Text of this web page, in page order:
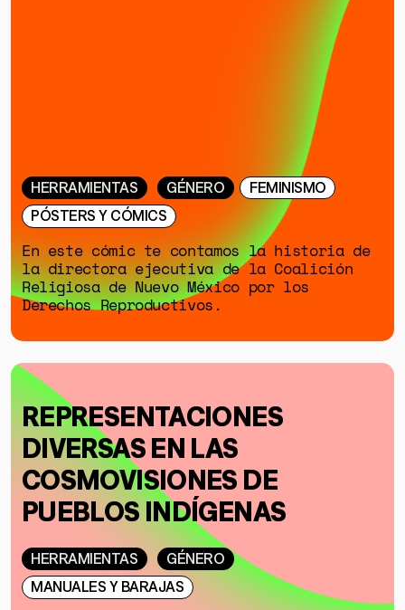
HERRAMIENTAS GÉNERO
FEMINISMO
PÓSTERS Y CÓMICS
En este cómic te contamos la historia de
la directora ejecutiva de la Coalición
Religiosa de Nuevo México por los
Derechos Reproductivos.
REPRESENTACIONES
DIVERSAS EN LAS
COSMOVISIONES DE
PUEBLOS INDÍGENAS
HERRAMIENTAS
GÉNERO
MANUALES Y BARAJAS